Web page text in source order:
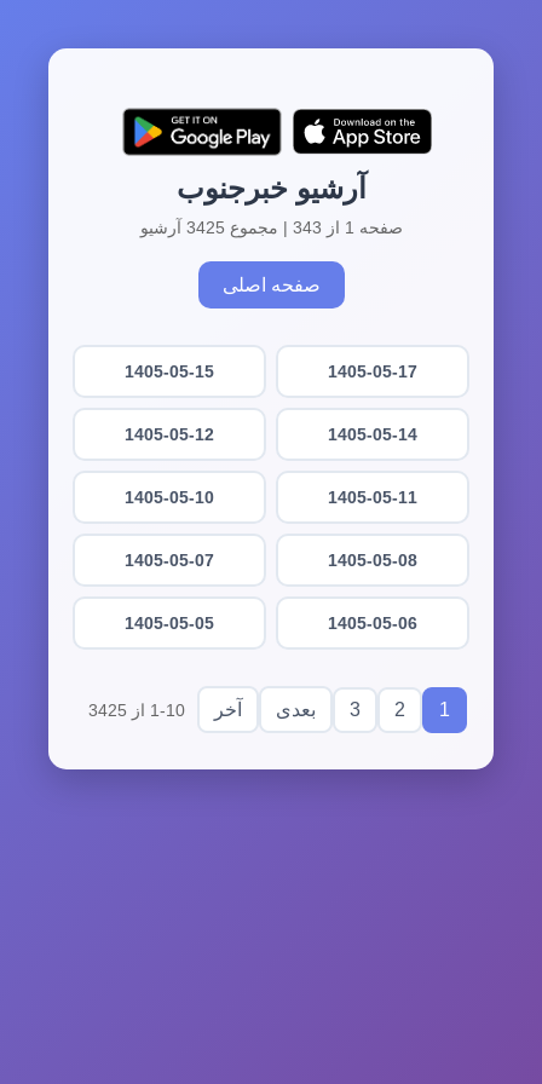
آرشیو خبرجنوب
صفحه 1 از 343 | مجموع 3425 آرشیو
صفحه اصلی
1405-05-17
1405-05-15
1405-05-14
1405-05-12
1405-05-11
1405-05-10
1405-05-08
1405-05-07
1405-05-06
1405-05-05
1
2
3 بعدی آخر 1-10 از 3425